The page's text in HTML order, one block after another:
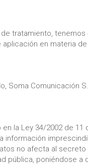
tratamiento,
en materia
Soma Comunicación
la Ley 34/2002 de 11
información
no afecta al secreto
pública, poniéndose a